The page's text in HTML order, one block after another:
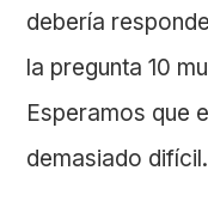
debería
la pregunta 10
Esperamos que
demasiado difícil.